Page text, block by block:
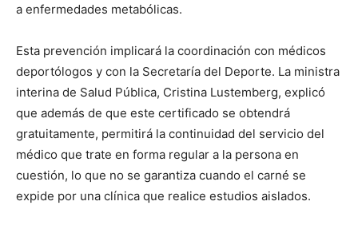
a enfermedades metabólicas.
Esta prevención implicará la coordinación con médicos
deportólogos y con la Secretaría del Deporte. La ministra
interina de Salud Pública, Cristina Lustemberg, explicó
que además de que este certificado se obtendrá
gratuitamente, permitirá la continuidad del servicio del
médico que trate en forma regular a la persona en
cuestión, lo que no se garantiza cuando el carné se
expide por una clínica que realice estudios aislados.